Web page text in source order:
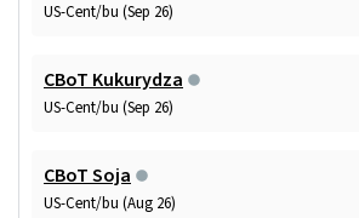
US-Cent/bu (Sep 26)
CBoT Kukurydza
US-Cent/bu (Sep 26)
CBoT Soja
US-Cent/bu (Aug 26)